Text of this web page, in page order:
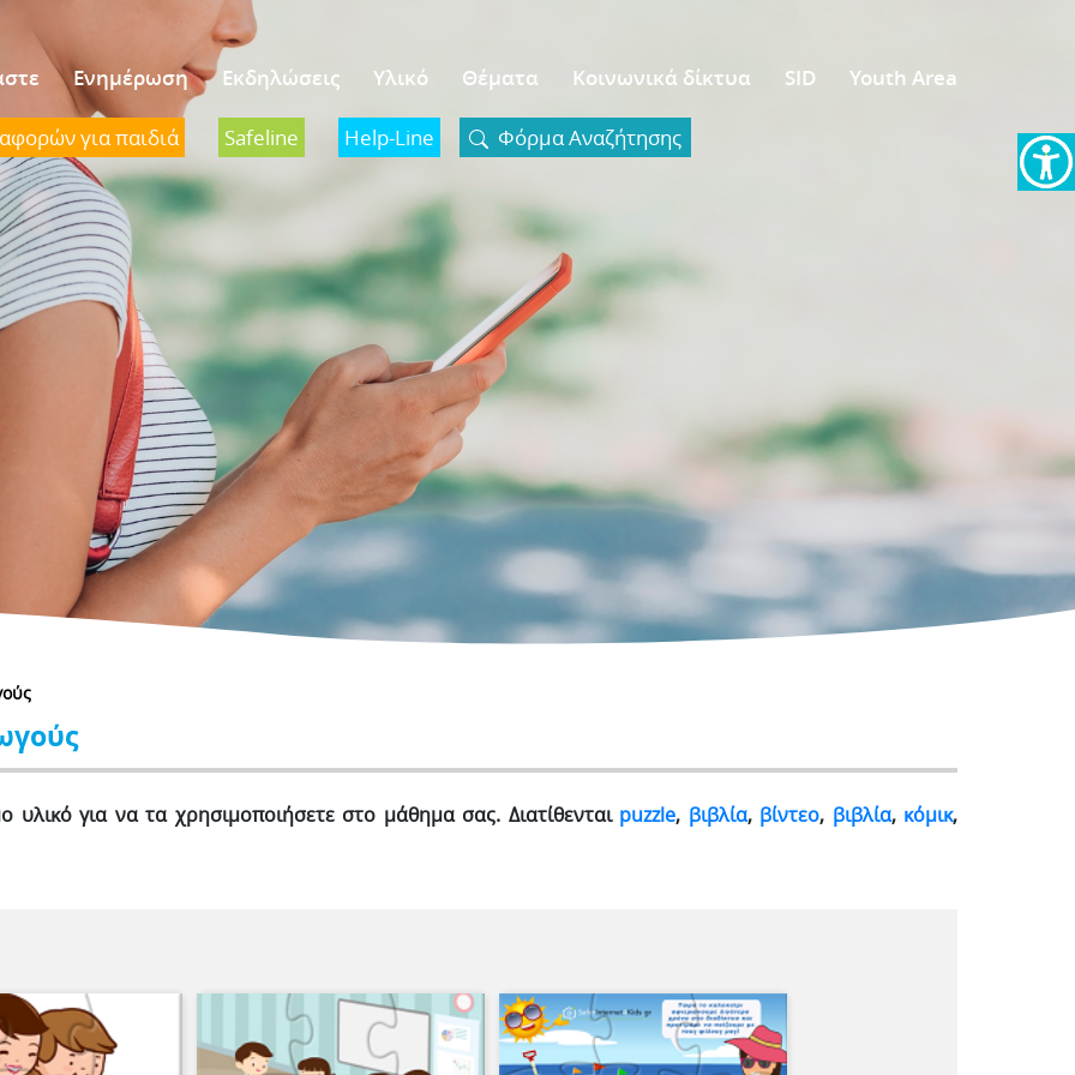
Ενημέρωση Εκδηλώσεις Υλικό Θέματα Κοινωνικά δίκτυα SID Youth Area
για παιδιά Safeline Help-Line Φόρμα Aναζήτησης
για να τα χρησιμοποιήσετε στο μάθημα σας. Διατίθενται puzzle, βιβλία, βίντεο, βιβλία, κόμικ,